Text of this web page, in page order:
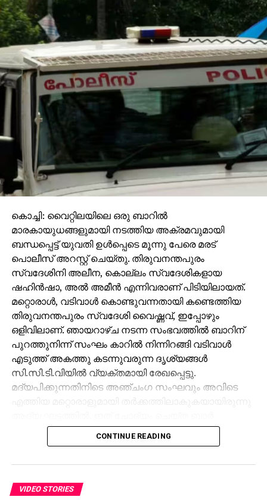
കൊച്ചി: വൈറ്റിലയിലെ ഒരു ബാറില്‍
മാരകായുധങ്ങളുമായി നടത്തിയ അക്രമവുമായി
ബന്ധപ്പെട്ട് യുവതി ഉള്‍പ്പെടെ മൂന്നു പേരെ മരട്
പൊലീസ് അറസ്റ്റ് ചെയ്തു. തിരുവനന്തപുരം
സ്വദേശിനി അലീന, കൊല്ലം സ്വദേശികളായ
ഷഹിന്‍ഷാ, അല്‍ അമീന്‍ എന്നിവരാണ് പിടിയിലായത്.
മറ്റൊരാള്‍, വടിവാള്‍ കൊണ്ടുവന്നതായി കണ്ടെത്തിയ
തിരുവനന്തപുരം സ്വദേശി വൈഷ്ണവ്, ഇപ്പോഴും
ഒളിവിലാണ്. ഞായറാഴ്ച നടന്ന സംഭവത്തില്‍ ബാറിന്
പുറത്തുനിന്ന് സംഘം കാറില്‍ നിന്നിറങ്ങി വടിവാള്‍
എടുത്ത് അകത്തു കടന്നുവരുന്ന ദൃശ്യങ്ങള്‍
സി.സി.ടി.വിയില്‍ വ്യക്തമായി രേഖപ്പെട്ടു.
മദ്യപിക്കുന്നതിനിടെ അഞ്ചംഗ സംഘവും അവിടെ
ജീവനക്കാരുമായി സംഘര്‍ഷം ശക്തമായി. പ്രതികളുടെ
സംഘം ആദ്യം ബാറില്‍ നിന്ന് പുറത്തുപോയെങ്കിലും,
ജീവനക്കാര്‍ക്ക് മര്‍ദനമേല്‍ക്കുകയും അക്രമം
CONTINUE READING
VIDEO STORIES